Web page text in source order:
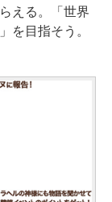
える。「世界
を目指そう。